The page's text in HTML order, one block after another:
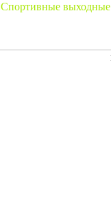
Спортивные выходные